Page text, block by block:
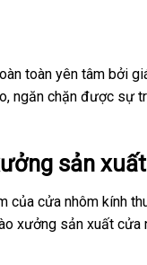
toàn yên tâm bởi
ngăn chặn được
sản
của cửa nhôm kính
xưởng sản xuất